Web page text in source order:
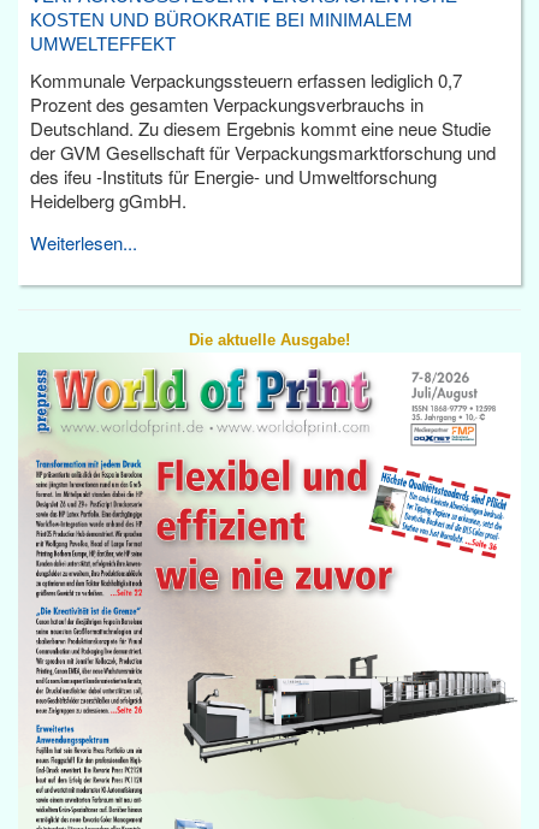
KOSTEN UND BÜROKRATIE BEI MINIMALEM
UMWELTEFFEKT
Kommunale Verpackungssteuern erfassen lediglich 0,7
Prozent des gesamten Verpackungsverbrauchs in
Deutschland. Zu diesem Ergebnis kommt eine neue Studie
der GVM Gesellschaft für Verpackungsmarktforschung und
des ifeu -Instituts für Energie- und Umweltforschung
Heidelberg gGmbH.
Weiterlesen...
Die aktuelle Ausgabe!